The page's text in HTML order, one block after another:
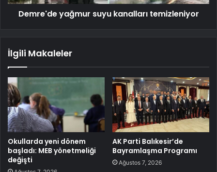
Demre'de yağmur suyu kanalları temizleniyor
İlgili Makaleler
Okullarda yeni dönem
başladı: MEB yönetmeliği
değişti
AK Parti Balıkesir’de
Bayramlaşma Programı
Ağustos 7, 2026